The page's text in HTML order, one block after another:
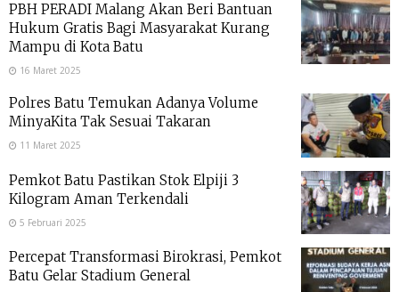
PBH PERADI Malang Akan Beri Bantuan
Hukum Gratis Bagi Masyarakat Kurang
Mampu di Kota Batu
16 Maret 2025
Polres Batu Temukan Adanya Volume
MinyaKita Tak Sesuai Takaran
11 Maret 2025
Pemkot Batu Pastikan Stok Elpiji 3
Kilogram Aman Terkendali
5 Februari 2025
Percepat Transformasi Birokrasi, Pemkot
Batu Gelar Stadium General